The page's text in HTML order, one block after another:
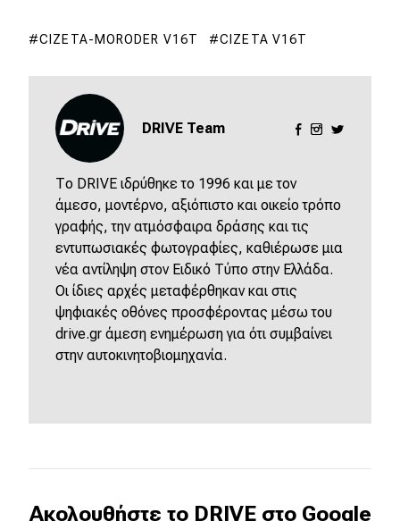
CIZETA-MORODER V16T CIZETA V16T
DRIVE Team
Το DRIVE ιδρύθηκε το 1996 και με τον
άμεσο, μοντέρνο, αξιόπιστο και οικείο τρόπο
γραφής, την ατμόσφαιρα δράσης και τις
εντυπωσιακές φωτογραφίες, καθιέρωσε μια
νέα αντίληψη στον Ειδικό Τύπο στην Ελλάδα.
Οι ίδιες αρχές μεταφέρθηκαν και στις
ψηφιακές οθόνες προσφέροντας μέσω του
drive.gr άμεση ενημέρωση για ότι συμβαίνει
στην αυτοκινητοβιομηχανία.
Ακολουθήστε το DRIVE στο Google